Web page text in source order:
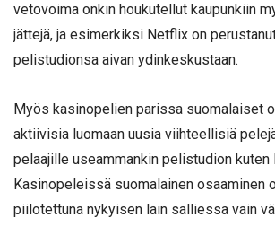
vetovoima onkin houkutellut kaupunkiin
jättejä, ja esimerkiksi Netflix on
pelistudionsa aivan ydinkeskustaan.
Myös kasinopelien parissa suomalaiset
aktiivisia luomaan uusia viihteellisiä
pelaajille useammankin pelistudion kuten
Kasinopeleissä suomalainen osaaminen
piilotettuna nykyisen lain salliessa vain